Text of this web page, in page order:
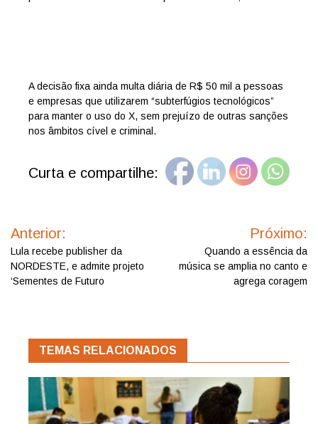
A decisão fixa ainda multa diária de R$ 50 mil a pessoas
e empresas que utilizarem “subterfúgios tecnológicos”
para manter o uso do X, sem prejuízo de outras sanções
nos âmbitos cível e criminal.
Curta e compartilhe:
de
Anterior:
Lula recebe publisher da
NORDESTE, e admite projeto
‘Sementes de Futuro
Próximo:
Quando a essência da
música se amplia no canto e
agrega coragem
TEMAS RELACIONADOS